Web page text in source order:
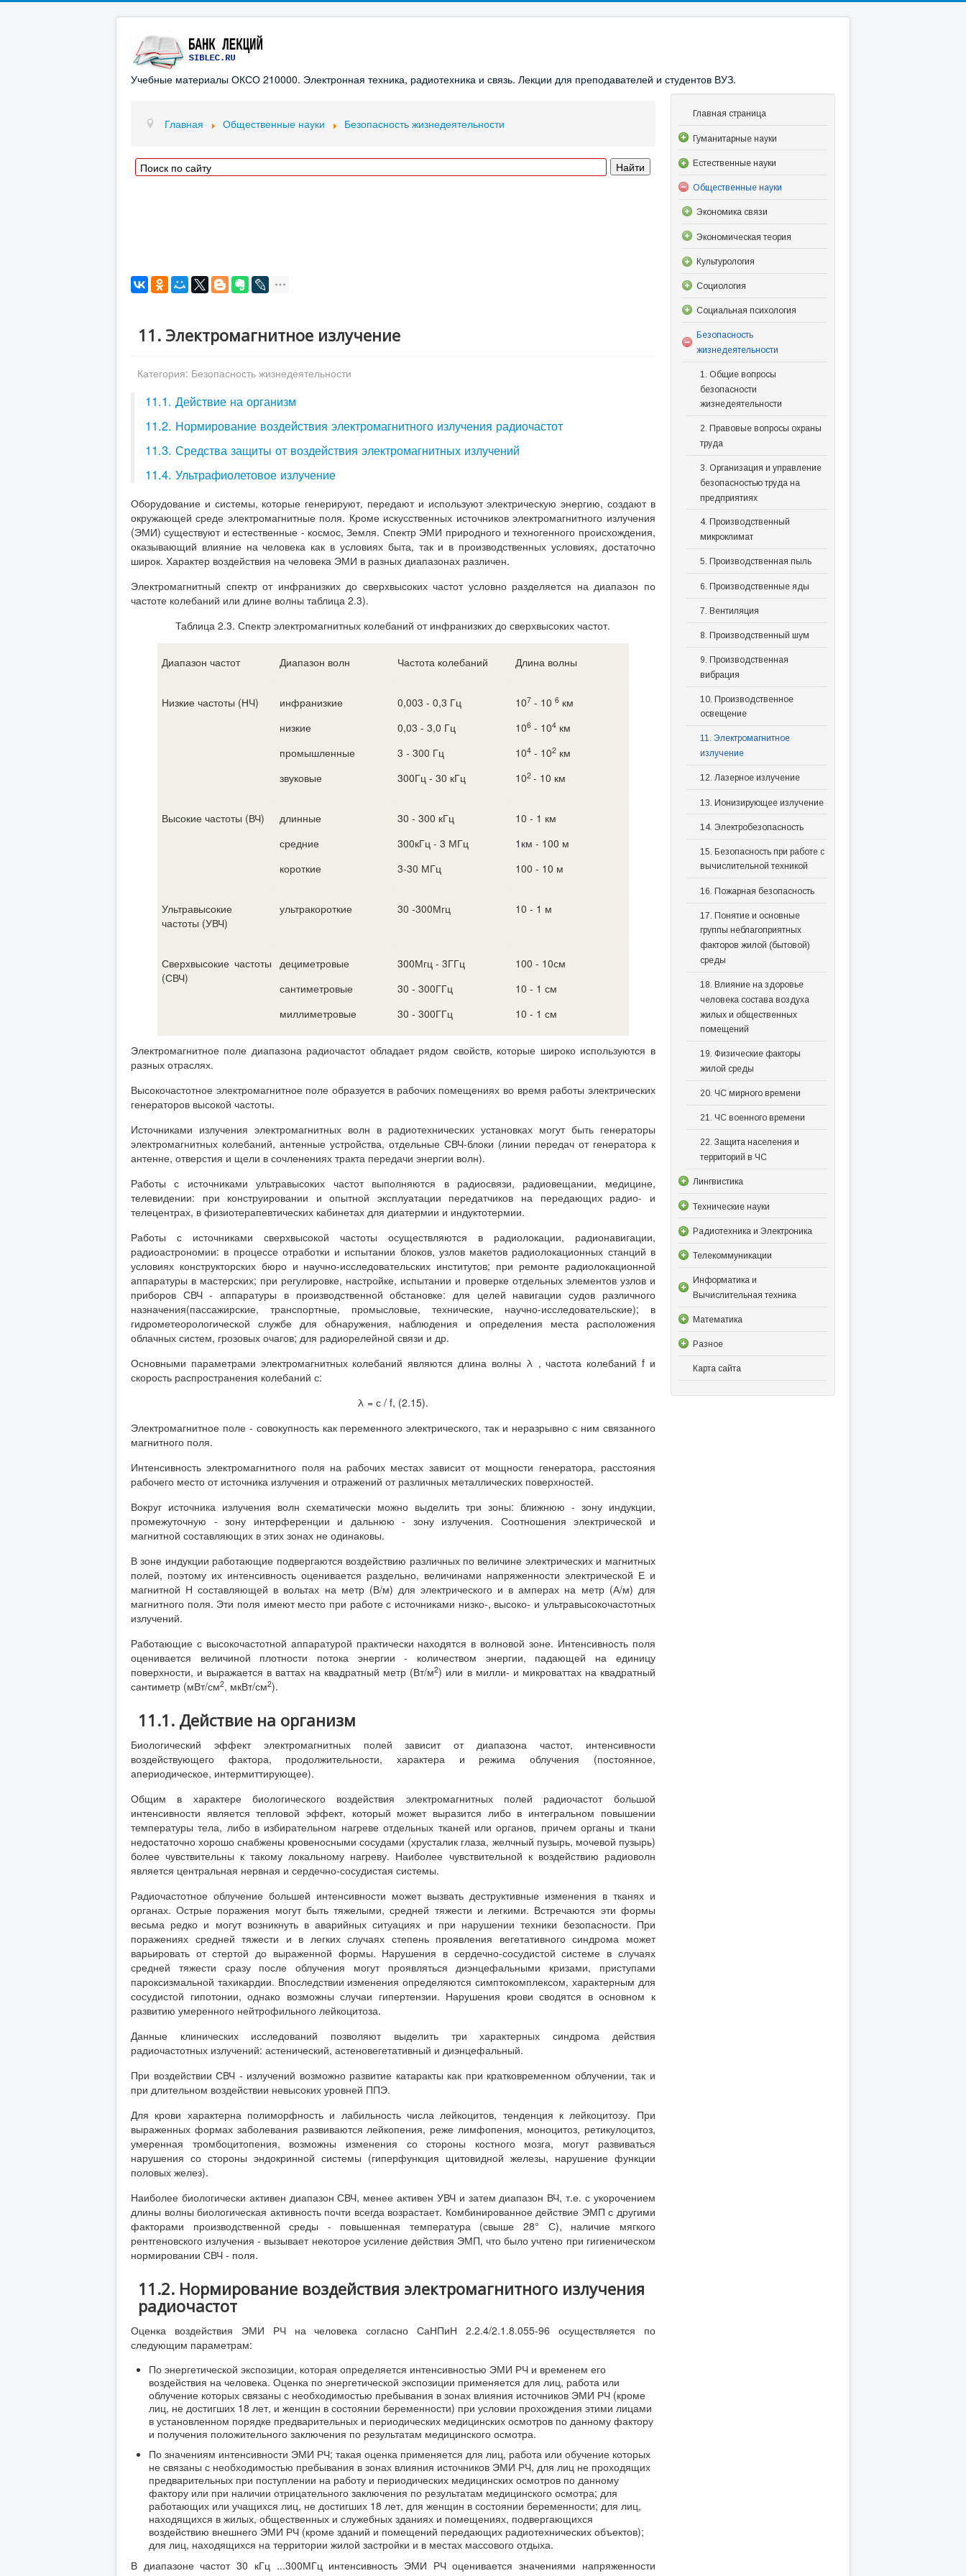
Учебные материалы ОКСО 210000. Электронная техника, радиотехника и связь. Лекции для преподавателей и студентов ВУЗ.
Главная Общественные науки Безопасность жизнедеятельности
11. Электромагнитное излучение
Категория: Безопасность жизнедеятельности
11.1. Действие на организм
11.2. Нормирование воздействия электромагнитного излучения радиочастот
11.3. Средства защиты от воздействия электромагнитных излучений
11.4. Ультрафиолетовое излучение
Оборудование и системы, которые генерируют, передают и используют электрическую энергию, создают в
окружающей среде электромагнитные поля. Кроме искусственных источников электромагнитного излучения
(ЭМИ) существуют и естественные - космос, Земля. Спектр ЭМИ природного и техногенного происхождения,
оказывающий влияние на человека как в условиях быта, так и в производственных условиях, достаточно
широк. Характер воздействия на человека ЭМИ в разных диапазонах различен.
Электромагнитный спектр от инфранизких до сверхвысоких частот условно разделяется на диапазон по
частоте колебаний или длине волны таблица 2.3).
Таблица 2.3. Спектр электромагнитных колебаний от инфранизких до сверхвысоких частот.
Диапазон частот Диапазон волн Частота колебаний Длина волны
Низкие частоты (НЧ)
инфранизкие
низкие
промышленные
звуковые
0,003 - 0,3 Гц
0,03 - 3,0 Гц
3 - 300 Гц
300Гц - 30 кГц
107- 10 6км
106- 104км
104- 102км
102 - 10 км
Высокие частоты (ВЧ)
длинные
средние
короткие
30 - 300 кГц
300кГц - 3 МГц
3-30 МГц
10 - 1 км
1км - 100 м
100 - 10 м
Ультравысокие
частоты (УВЧ)
ультракороткие 30 -300Мгц 10 - 1 м
Сверхвысокие частоты
(СВЧ)
дециметровые
сантиметровые
миллиметровые
300Мгц - 3ГГц
30 - 300ГГц
30 - 300ГГц
100 - 10см
10 - 1 см
10 - 1 см
Электромагнитное поле диапазона радиочастот обладает рядом свойств, которые широко используются в
разных отраслях.
Высокочастотное электромагнитное поле образуется в рабочих помещениях во время работы электрических
генераторов высокой частоты.
Источниками излучения электромагнитных волн в радиотехнических установках могут быть генераторы
электромагнитных колебаний, антенные устройства, отдельные СВЧ-блоки (линии передач от генератора к
антенне, отверстия и щели в сочленениях тракта передачи энергии волн).
Работы с источниками ультравысоких частот выполняются в радиосвязи, радиовещании, медицине,
телевидении: при конструировании и опытной эксплуатации передатчиков на передающих радио- и
телецентрах, в физиотерапевтических кабинетах для диатермии и индуктотермии.
Работы с источниками сверхвысокой частоты осуществляются в радиолокации, радионавигации,
радиоастрономии: в процессе отработки и испытании блоков, узлов макетов радиолокационных станций в
условиях конструкторских бюро и научно-исследовательских институтов; при ремонте радиолокационной
аппаратуры в мастерских; при регулировке, настройке, испытании и проверке отдельных элементов узлов и
приборов СВЧ - аппаратуры в производственной обстановке: для целей навигации судов различного
назначения(пассажирские, транспортные, промысловые, технические, научно-исследовательские); в
гидрометеорологической службе для обнаружения, наблюдения и определения места расположения
облачных систем, грозовых очагов; для радиорелейной связи и др.
Основными параметрами электромагнитных колебаний являются длина волны λ , частота колебаний f и
скорость распространения колебаний с:
λ = с / f, (2.15).
Электромагнитное поле - совокупность как переменного электрического, так и неразрывно с ним связанного
магнитного поля.
Интенсивность электромагнитного поля на рабочих местах зависит от мощности генератора, расстояния
рабочего место от источника излучения и отражений от различных металлических поверхностей.
Вокруг источника излучения волн схематически можно выделить три зоны: ближнюю - зону индукции,
промежуточную - зону интерференции и дальнюю - зону излучения. Соотношения электрической и
магнитной составляющих в этих зонах не одинаковы.
В зоне индукции работающие подвергаются воздействию различных по величине электрических и магнитных
полей, поэтому их интенсивность оценивается раздельно, величинами напряженности электрической Е и
магнитной Н составляющей в вольтах на метр (В/м) для электрического и в амперах на метр (А/м) для
магнитного поля. Эти поля имеют место при работе с источниками низко-, высоко- и ультравысокочастотных
излучений.
Работающие с высокочастотной аппаратурой практически находятся в волновой зоне. Интенсивность поля
оценивается величиной плотности потока энергии - количеством энергии, падающей на единицу
поверхности, и выражается в ваттах на квадратный метр (Вт/м2) или в милли- и микроваттах на квадратный
сантиметр (мВт/см2, мкВт/см2).
11.1. Действие на организм
Биологический эффект электромагнитных полей зависит от диапазона частот, интенсивности
воздействующего фактора, продолжительности, характера и режима облучения (постоянное,
апериодическое, интермиттирующее).
Общим в характере биологического воздействия электромагнитных полей радиочастот большой
интенсивности является тепловой эффект, который может выразится либо в интегральном повышении
температуры тела, либо в избирательном нагреве отдельных тканей или органов, причем органы и ткани
недостаточно хорошо снабжены кровеносными сосудами (хрусталик глаза, желчный пузырь, мочевой пузырь)
более чувствительны к такому локальному нагреву. Наиболее чувствительной к воздействию радиоволн
является центральная нервная и сердечно-сосудистая системы.
Радиочастотное облучение большей интенсивности может вызвать деструктивные изменения в тканях и
органах. Острые поражения могут быть тяжелыми, средней тяжести и легкими. Встречаются эти формы
весьма редко и могут возникнуть в аварийных ситуациях и при нарушении техники безопасности. При
поражениях средней тяжести и в легких случаях степень проявления вегетативного синдрома может
варьировать от стертой до выраженной формы. Нарушения в сердечно-сосудистой системе в случаях
средней тяжести сразу после облучения могут проявляться диэнцефальными кризами, приступами
пароксизмальной тахикардии. Впоследствии изменения определяются симптокомплексом, характерным для
сосудистой гипотонии, однако возможны случаи гипертензии. Нарушения крови сводятся в основном к
развитию умеренного нейтрофильного лейкоцитоза.
Данные клинических исследований позволяют выделить три характерных синдрома действия
радиочастотных излучений: астенический, астеновегетативный и диэнцефальный.
При воздействии СВЧ - излучений возможно развитие катаракты как при кратковременном облучении, так и
при длительном воздействии невысоких уровней ППЭ.
Для крови характерна полиморфность и лабильность числа лейкоцитов, тенденция к лейкоцитозу. При
выраженных формах заболевания развиваются лейкопения, реже лимфопения, моноцитоз, ретикулоцитоз,
умеренная тромбоцитопения, возможны изменения со стороны костного мозга, могут развиваться
нарушения со стороны эндокринной системы (гиперфункция щитовидной железы, нарушение функции
половых желез).
Наиболее биологически активен диапазон СВЧ, менее активен УВЧ и затем диапазон ВЧ, т.е. с укорочением
длины волны биологическая активность почти всегда возрастает. Комбинированное действие ЭМП с другими
факторами производственной среды - повышенная температура (свыше 28° С), наличие мягкого
рентгеновского излучения - вызывает некоторое усиление действия ЭМП, что было учтено при гигиеническом
нормировании СВЧ - поля.
11.2. Нормирование воздействия электромагнитного излучения
радиочастот
Оценка воздействия ЭМИ РЧ на человека согласно СаНПиН 2.2.4/2.1.8.055-96 осуществляется по
следующим параметрам:
По энергетической экспозиции, которая определяется интенсивностью ЭМИ РЧ и временем его
воздействия на человека. Оценка по энергетической экспозиции применяется для лиц, работа или
облучение которых связаны с необходимостью пребывания в зонах влияния источников ЭМИ РЧ (кроме
лиц, не достигших 18 лет, и женщин в состоянии беременности) при условии прохождения этими лицами
в установленном порядке предварительных и периодических медицинских осмотров по данному фактору
и получения положительного заключения по результатам медицинского осмотра.
По значениям интенсивности ЭМИ РЧ; такая оценка применяется для лиц, работа или обучение которых
не связаны с необходимостью пребывания в зонах влияния источников ЭМИ РЧ, для лиц не проходящих
предварительных при поступлении на работу и периодических медицинских осмотров по данному
фактору или при наличии отрицательного заключения по результатам медицинского осмотра; для
работающих или учащихся лиц, не достигших 18 лет, для женщин в состоянии беременности; для лиц,
находящихся в жилых, общественных и служебных зданиях и помещениях, подвергающихся
воздействию внешнего ЭМИ РЧ (кроме зданий и помещений передающих радиотехнических объектов);
для лиц, находящихся на территории жилой застройки и в местах массового отдыха.
В диапазоне частот 30 кГц ...300МГц интенсивность ЭМИ РЧ оценивается значениями напряженности
Главная страница
Гуманитарные науки
Естественные науки
Общественные науки
Экономика связи
Экономическая теория
Культурология
Социология
Социальная психология
Безопасность
жизнедеятельности
1. Общие вопросы
безопасности
жизнедеятельности
2. Правовые вопросы охраны
труда
3. Организация и управление
безопасностью труда на
предприятиях
4. Производственный
микроклимат
5. Производственная пыль
6. Производственные яды
7. Вентиляция
8. Производственный шум
9. Производственная
вибрация
10. Производственное
освещение
11. Электромагнитное
излучение
12. Лазерное излучение
13. Ионизирующее излучение
14. Электробезопасность
15. Безопасность при работе с
вычислительной техникой
16. Пожарная безопасность
17. Понятие и основные
группы неблагоприятных
факторов жилой (бытовой)
среды
18. Влияние на здоровье
человека состава воздуха
жилых и общественных
помещений
19. Физические факторы
жилой среды
20. ЧС мирного времени
21. ЧС военного времени
22. Защита населения и
территорий в ЧС
Лингвистика
Технические науки
Радиотехника и Электроника
Телекоммуникации
Информатика и
Вычислительная техника
Математика
Разное
Карта сайта